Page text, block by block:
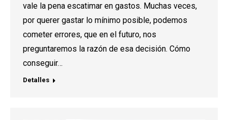
vale la pena escatimar en gastos. Muchas veces,
por querer gastar lo mínimo posible, podemos
cometer errores, que en el futuro, nos
preguntaremos la razón de esa decisión. Cómo
conseguir…
Detalles